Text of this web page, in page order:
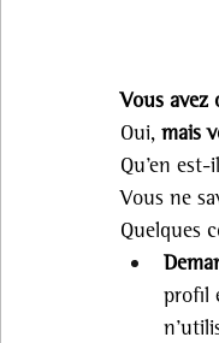
Vous avez
Oui, mais
Qu’en
Vous ne
Quelques
profil